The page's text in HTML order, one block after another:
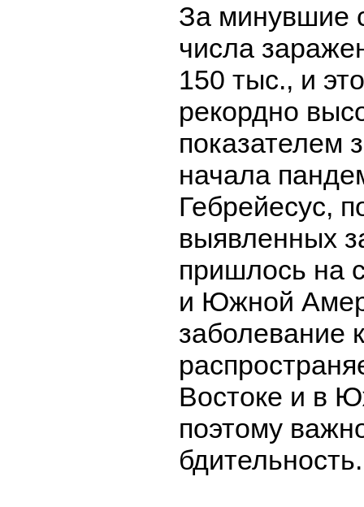
За минувшие
числа
150 тыс., и
рекордно
показателем
начала
Гебрейесус,
выявленных
пришлось на
и Южной
заболевание
Востоке и в
поэтому
бдительность.